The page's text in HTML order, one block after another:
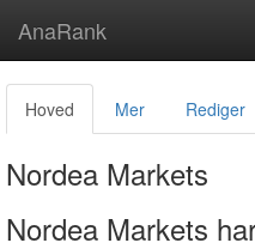
AnaRank
Hoved Mer Rediger
Nordea Markets
Nordea Markets